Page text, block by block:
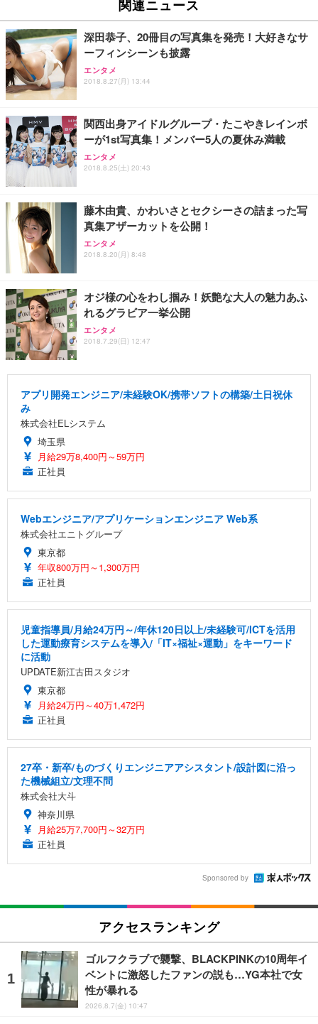
関連ニュース
深田恭子、20冊目の写真集を発売！大好きなサ
ーフィンシーンも披露
エンタメ
2018.8.27(月) 13:44
関西出身アイドルグループ・たこやきレインボ
ーが1st写真集！メンバー5人の夏休み満載
エンタメ
2018.8.25(土) 20:43
藤木由貴、かわいさとセクシーさの詰まった写
真集アザーカットを公開！
エンタメ
2018.8.20(月) 8:48
オジ様の心をわし掴み！妖艶な大人の魅力あふ
れるグラビア一挙公開
エンタメ
2018.7.29(日) 12:47
アプリ開発エンジニア/未経験OK/携帯ソフトの構築/土日祝休
み
株式会社ELシステム
埼玉県
月給29万8,400円～59万円
正社員
Webエンジニア/アプリケーションエンジニア Web系
株式会社エニトグループ
東京都
年収800万円～1,300万円
正社員
児童指導員/月給24万円～/年休120日以上/未経験可/ICTを活用
した運動療育システムを導入/「IT×福祉×運動」をキーワード
に活動
UPDATE新江古田スタジオ
東京都
月給24万円～40万1,472円
正社員
27卒・新卒/ものづくりエンジニアアシスタント/設計図に沿っ
た機械組立/文理不問
株式会社大斗
神奈川県
月給25万7,700円～32万円
正社員
Sponsored by
アクセスランキング
ゴルフクラブで襲撃、BLACKPINKの10周年イ
ベントに激怒したファンの説も…YG本社で女
性が暴れる
2026.8.7(金) 10:47